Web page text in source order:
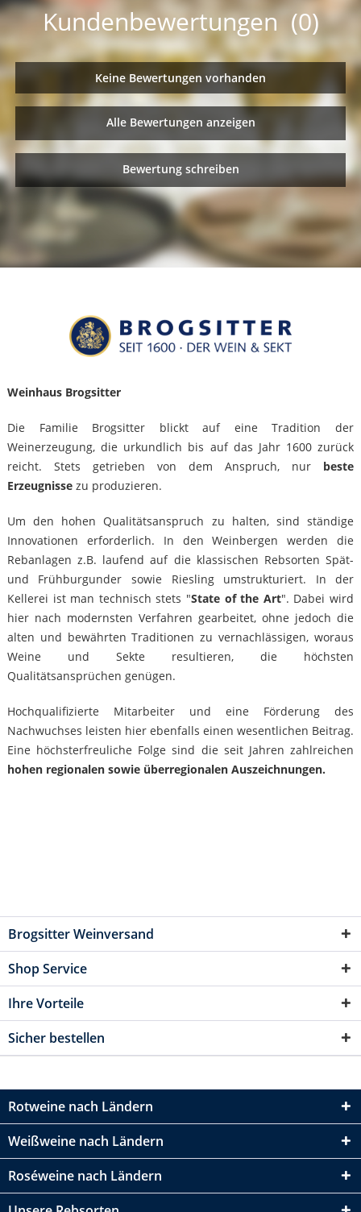
Kundenbewertungen (0)
Keine Bewertungen vorhanden
Alle Bewertungen anzeigen
Bewertung schreiben
Weinhaus Brogsitter
Die Familie Brogsitter blickt auf eine Tradition der
Weinerzeugung, die urkundlich bis auf das Jahr 1600 zurück
reicht. Stets getrieben von dem Anspruch, nur beste
Erzeugnissezu produzieren.
Um den hohen Qualitätsanspruch zu halten, sind ständige
Innovationen erforderlich. In den Weinbergen werden die
Rebanlagen z.B. laufend auf die klassischen Rebsorten Spät-
und Frühburgunder sowie Riesling umstrukturiert. In der
Kellerei ist man technisch stets "State of the Art". Dabei wird
hier nach modernsten Verfahren gearbeitet, ohne jedoch die
alten und bewährten Traditionen zu vernachlässigen, woraus
Weine und Sekte resultieren, die höchsten
Qualitätsansprüchen genügen.
Hochqualifizierte Mitarbeiter und eine Förderung des
Nachwuchses leisten hier ebenfalls einen wesentlichen Beitrag.
Eine höchsterfreuliche Folge sind die seit Jahren zahlreichen
hohen regionalen sowie überregionalen Auszeichnungen.
Brogsitter Weinversand
Shop Service
Ihre Vorteile
Sicher bestellen
Rotweine nach Ländern
Weißweine nach Ländern
Roséweine nach Ländern